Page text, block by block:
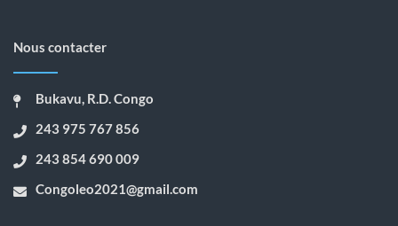
Nous contacter
Bukavu, R.D. Congo
243 975 767 856
243 854 690 009
Congoleo2021@gmail.com